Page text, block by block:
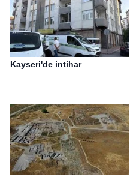
Kayseri'de intihar